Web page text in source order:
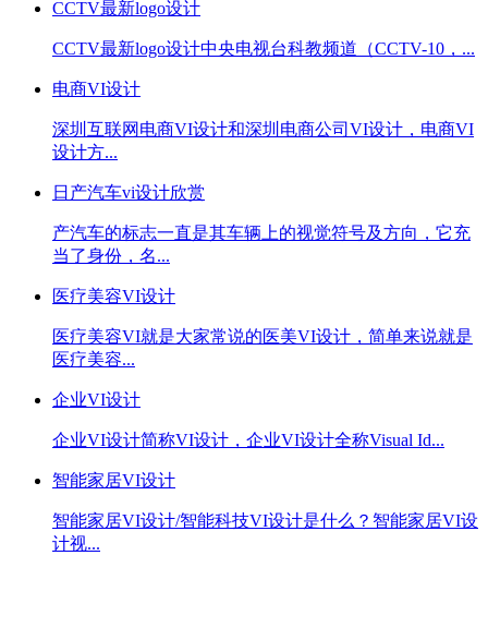
CCTV最新logo设计
CCTV最新logo设计中央电视台科教频道（CCTV-10，...
电商VI设计
深圳互联网电商VI设计和深圳电商公司VI设计，电商VI
设计方...
日产汽车vi设计欣赏
产汽车的标志一直是其车辆上的视觉符号及方向，它充
当了身份，名...
医疗美容VI设计
医疗美容VI就是大家常说的医美VI设计，简单来说就是
医疗美容...
企业VI设计
企业VI设计简称VI设计，企业VI设计全称Visual Id...
智能家居VI设计
智能家居VI设计/智能科技VI设计是什么？智能家居VI设
计视...